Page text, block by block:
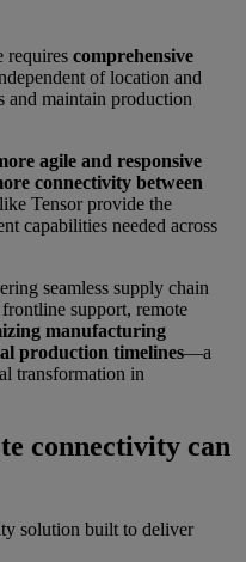
requires comprehensive
of location and
maintain production
agile and responsive
connectivity between
Tensor provide the
capabilities needed across
seamless supply chain
support, remote
manufacturing
production timelines—a
transformation in
connectivity can
solution built to deliver